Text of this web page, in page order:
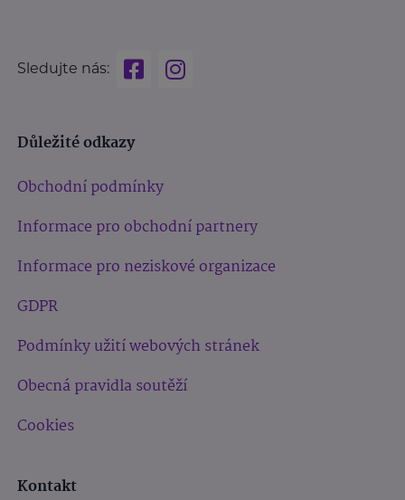
Sledujte nás:
Důležité odkazy
Obchodní podmínky
Informace pro obchodní partnery
Informace pro neziskové organizace
GDPR
Podmínky užití webových stránek
Obecná pravidla soutěží
Cookies
Kontakt